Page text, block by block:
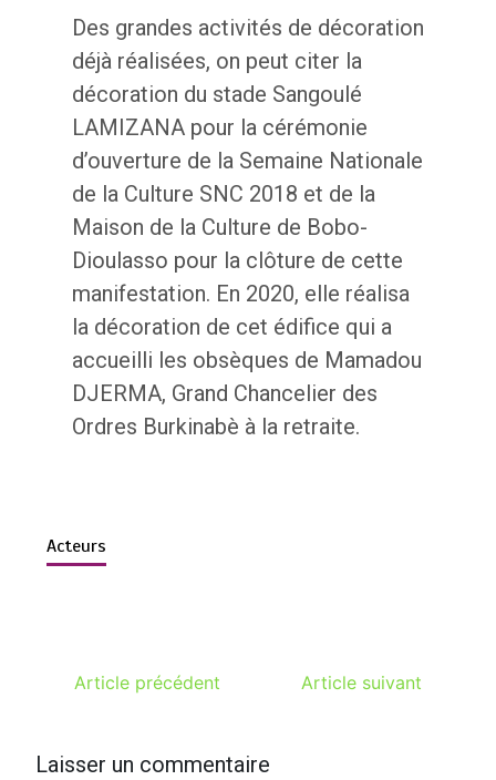
Des grandes activités de décoration
déjà réalisées, on peut citer la
décoration du stade Sangoulé
LAMIZANA pour la cérémonie
d’ouverture de la Semaine Nationale
de la Culture SNC 2018 et de la
Maison de la Culture de Bobo-
Dioulasso pour la clôture de cette
manifestation. En 2020, elle réalisa
la décoration de cet édifice qui a
accueilli les obsèques de Mamadou
DJERMA, Grand Chancelier des
Ordres Burkinabè à la retraite.
Acteurs
Article précédent Article suivant
Laisser un commentaire